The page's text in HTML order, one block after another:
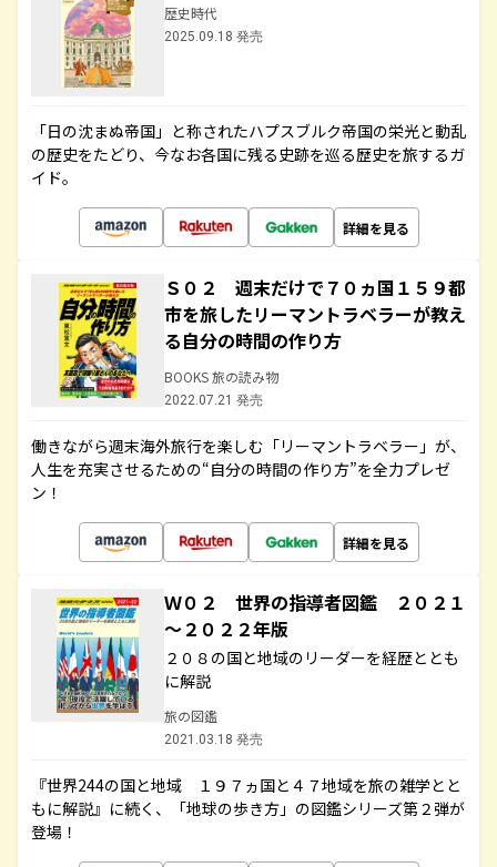
歴史時代
2025.09.18 発売
「日の沈まぬ帝国」と称されたハプスブルク帝国の栄光と動乱
の歴史をたどり、今なお各国に残る史跡を巡る歴史を旅するガ
イド。
詳細を見る
Ｓ０２ 週末だけで７０ヵ国１５９都
市を旅したリーマントラベラーが教え
る自分の時間の作り方
BOOKS 旅の読み物
2022.07.21 発売
働きながら週末海外旅行を楽しむ「リーマントラベラー」が、
人生を充実させるための“自分の時間の作り方”を全力プレゼ
ン！
詳細を見る
Ｗ０２ 世界の指導者図鑑 ２０２１
～２０２２年版
２０８の国と地域のリーダーを経歴ととも
に解説
旅の図鑑
2021.03.18 発売
『世界244の国と地域 １９７ヵ国と４７地域を旅の雑学とと
もに解説』に続く、「地球の歩き方」の図鑑シリーズ第２弾が
登場！